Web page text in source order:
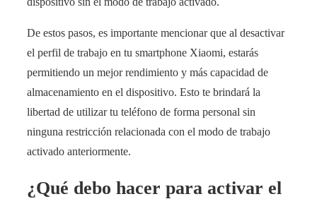
De estos pasos, es importante mencionar que al desactivar
el perfil de trabajo en tu smartphone Xiaomi, estarás
permitiendo un mejor rendimiento y más capacidad de
almacenamiento en el dispositivo. Esto te brindará la
libertad de utilizar tu teléfono de forma personal sin
ninguna restricción relacionada con el modo de trabajo
activado anteriormente.
¿Qué debo hacer para activar el